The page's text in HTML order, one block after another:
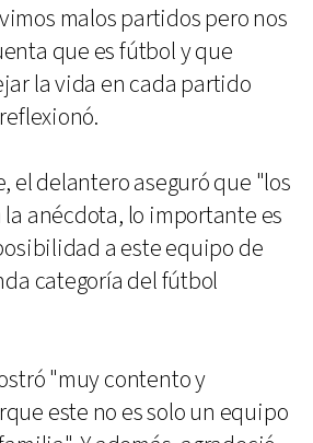
malos partidos pero nos
que es fútbol y que
la vida en cada partido
el delantero aseguró que "los
anécdota, lo importante es
a este equipo de
categoría del fútbol
"muy contento y
este no es solo un equipo